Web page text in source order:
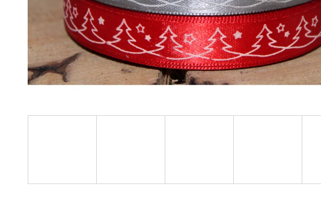
UMĚLÉ MACEŠKY VYPADAJÍ JAKO
ŽIVÉ
45 Kč